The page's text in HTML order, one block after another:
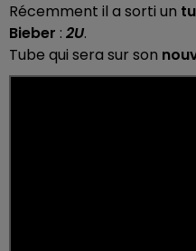
Récemment il a sorti un
Bieber : 2U.
Tube qui sera sur son